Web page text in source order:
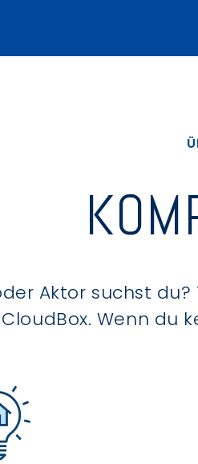
Aktor suchst
CloudBox. Wenn du